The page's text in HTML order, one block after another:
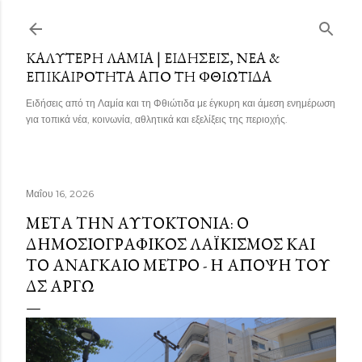
ΚΑΛΎΤΕΡΗ ΛΑΜΊΑ | ΕΙΔΉΣΕΙΣ, ΝΈΑ &
ΕΠΙΚΑΙΡΌΤΗΤΑ ΑΠΌ ΤΗ ΦΘΙΏΤΙΔΑ
Ειδήσεις από τη Λαμία και τη Φθιώτιδα με έγκυρη και άμεση ενημέρωση
για τοπικά νέα, κοινωνία, αθλητικά και εξελίξεις της περιοχής.
Μαΐου 16, 2026
ΜΕΤΆ ΤΗΝ ΑΥΤΟΚΤΟΝΊΑ: Ο
ΔΗΜΟΣΙΟΓΡΑΦΙΚΌΣ ΛΑΪΚΙΣΜΌΣ ΚΑΙ
ΤΟ ΑΝΑΓΚΑΊΟ ΜΈΤΡΟ - Η ΑΠΌΨΗ ΤΟΥ
ΔΣ ΑΡΓΩ